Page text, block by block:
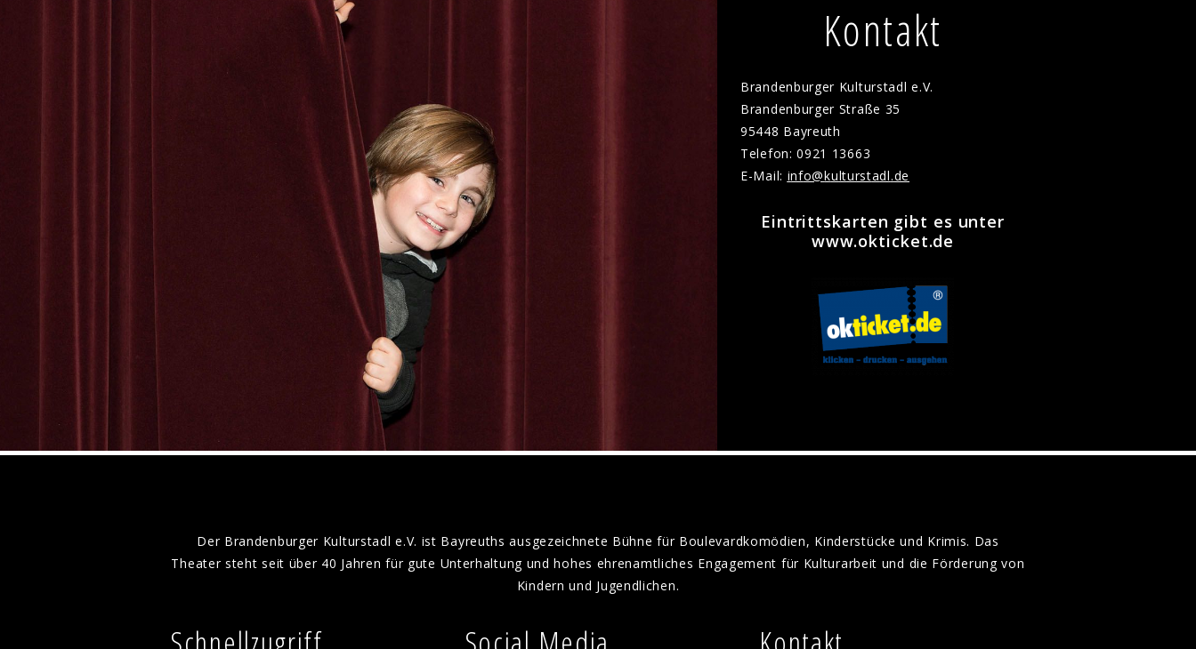
Kontakt
Brandenburger Kulturstadl e.V.
Brandenburger Straße 35
95448 Bayreuth
Telefon: 0921 13663
E-Mail: nf k lt rst dl d
Eintrittskarten gibt es unter
www.okticket.de
Der Brandenburger Kulturstadl e.V. ist Bayreuths ausgezeichnete Bühne für Boulevardkomödien, Kinderstücke und Krimis. Das
Theater steht seit über 40 Jahren für gute Unterhaltung und hohes ehrenamtliches Engagement für Kulturarbeit und die Förderung von
Kindern und Jugendlichen.